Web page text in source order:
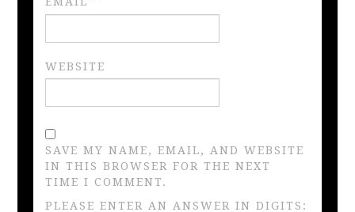
WEBSITE
SAVE MY NAME, EMAIL, AND WEBSITE
IN THIS BROWSER FOR THE NEXT
TIME I COMMENT.
PLEASE ENTER AN ANSWER IN DIGITS: